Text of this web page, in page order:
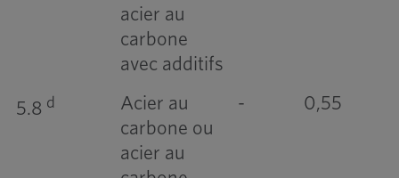
acier au
carbone
avec additifs
5.8 d
Acier au
carbone ou
acier au
- 0,55